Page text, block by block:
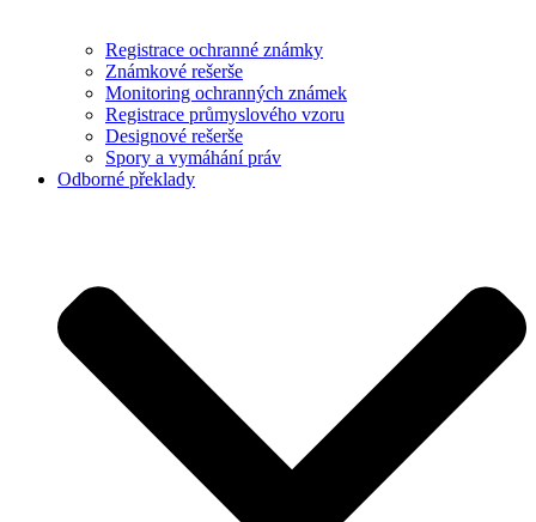
Registrace ochranné známky
Známkové rešerše
Monitoring ochranných známek
Registrace průmyslového vzoru
Designové rešerše
Spory a vymáhání práv
Odborné překlady